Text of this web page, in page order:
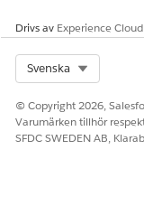
Ställ en fråga om
Utom resultat:
Drivs av Experience Cloud
Svenska
© Copyright 2026,
Varumärken tillhör
SFDC SWEDEN AB,